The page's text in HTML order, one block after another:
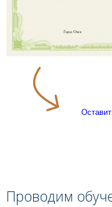
Проводим